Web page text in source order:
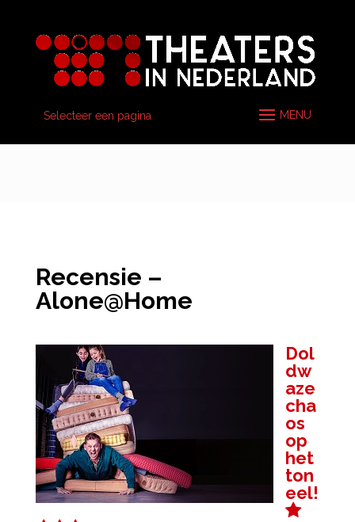
Selecteer een pagina
Recensie –
Alone@Home
Dol
dw
aze
cha
os
op
het
ton
eel!